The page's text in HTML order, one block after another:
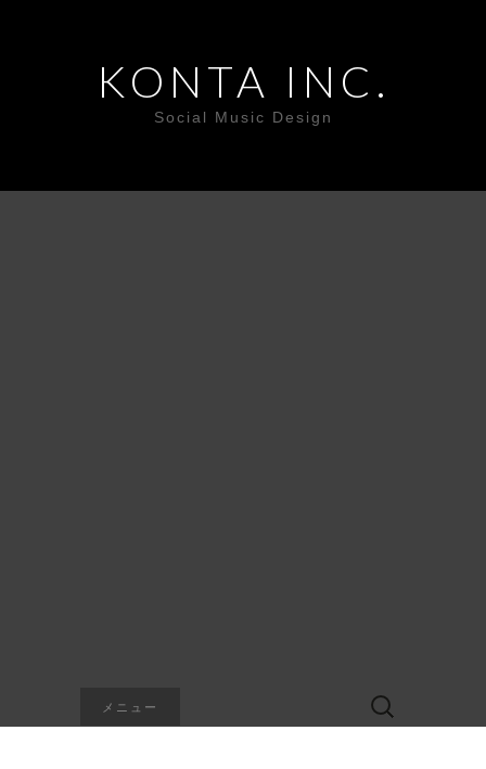
KONTA INC.
Social Music Design
メニュー
検
索: